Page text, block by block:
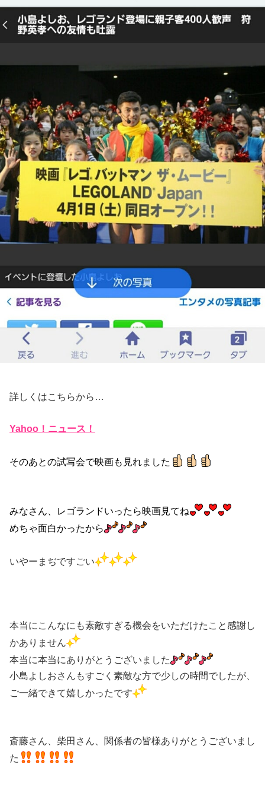
詳しくはこちらから…
Yahoo！ニュース！
そのあとの試写会で映画も見れました
みなさん、レゴランドいったら映画見てね
めちゃ面白かったから
いやーまぢですごい
本当にこんなにも素敵すぎる機会をいただけたこと感謝し
かありません
本当に本当にありがとうございました
小島よしおさんもすごく素敵な方で少しの時間でしたが、
ご一緒できて嬉しかったです
斎藤さん、柴田さん、関係者の皆様ありがとうございまし
た